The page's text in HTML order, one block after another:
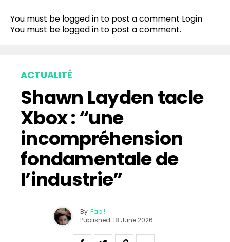
You must be logged in to post a comment Login
You must be logged in to post a comment.
ACTUALITÉ
Shawn Layden tacle
Xbox : “une
incompréhension
fondamentale de
l’industrie”
By Fab !
Published 18 June 2026